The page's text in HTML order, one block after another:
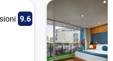
9.6